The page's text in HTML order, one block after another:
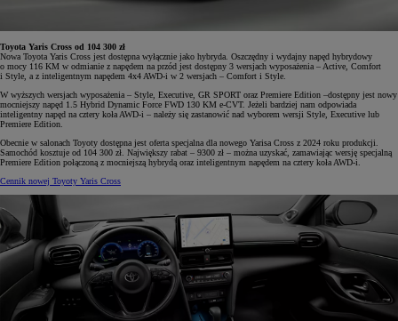
Toyota Yaris Cross od 104 300 zł
Nowa Toyota Yaris Cross jest dostępna wyłącznie jako hybryda. Oszczędny i wydajny napęd hybrydowy
o mocy 116 KM w odmianie z napędem na przód jest dostępny 3 wersjach wyposażenia – Active, Comfort
i Style, a z inteligentnym napędem 4x4 AWD-i w 2 wersjach – Comfort i Style.
W wyższych wersjach wyposażenia – Style, Executive, GR SPORT oraz Premiere Edition –dostępny jest nowy
mocniejszy napęd 1.5 Hybrid Dynamic Force FWD 130 KM e-CVT. Jeżeli bardziej nam odpowiada
inteligentny napęd na cztery koła AWD-i – należy się zastanowić nad wyborem wersji Style, Executive lub
Premiere Edition.
Obecnie w salonach Toyoty dostępna jest oferta specjalna dla nowego Yarisa Cross z 2024 roku produkcji.
Samochód kosztuje od 104 300 zł. Największy rabat – 9300 zł – można uzyskać, zamawiając wersję specjalną
Premiere Edition połączoną z mocniejszą hybrydą oraz inteligentnym napędem na cztery koła AWD-i.
Cennik nowej Toyoty Yaris Cross